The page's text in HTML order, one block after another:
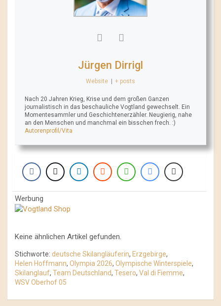
Jürgen Dirrigl
Website | + posts
Nach 20 Jahren Krieg, Krise und dem großen Ganzen
journalistisch in das beschauliche Vogtland gewechselt. Ein
Momentesammler und Geschichtenerzähler. Neugierig, nahe
an den Menschen und manchmal ein bisschen frech. :)
Autorenprofil/Vita
Werbung
Keine ähnlichen Artikel gefunden.
Stichworte: deutsche Skilangläuferin, Erzgebirge,
Helen Hoffmann, Olympia 2026, Olympische Winterspiele,
Skilanglauf, Team Deutschland, Tesero, Val di Fiemme,
WSV Oberhof 05